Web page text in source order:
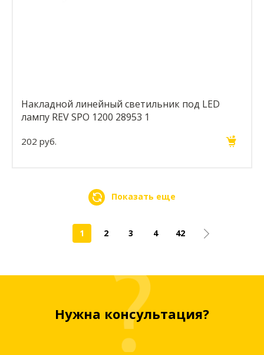
Накладной линейный светильник под LED
лампу REV SPO 1200 28953 1
202 руб.
Показать еще
1 2 3 4 42
Нужна консультация?